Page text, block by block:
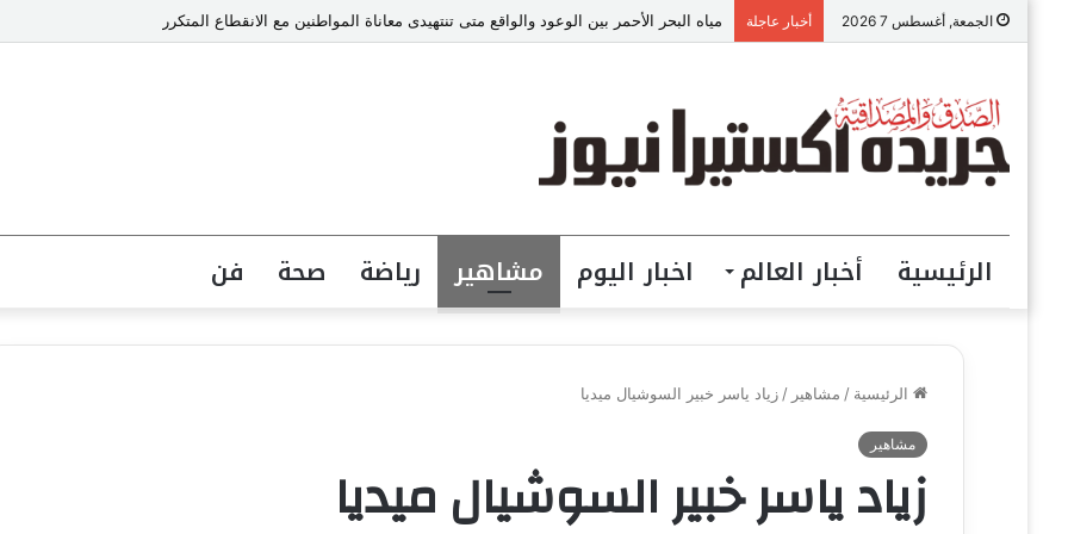
الجمعة, أغسطس 7 2026 أخبار عاجلة مياه البحر الأحمر بين الوعود والواقع متى تنتهيدى معاناة المواطنين مع الانقطاع المتكرر
الرئيسية أخبار العالم اخبار اليوم مشاهير رياضة صحة فن
الرئيسية / مشاهير / زياد ياسر خبير السوشيال ميديا
مشاهير
زياد ياسر خبير السوشيال ميديا